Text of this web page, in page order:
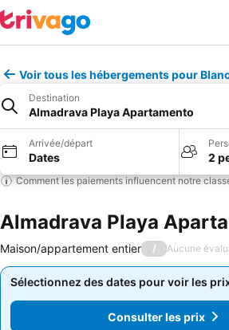
Voir tous les hébergements pour
Destination
Almadrava Playa Apartamento
Arrivée/départ
Dates 2
Comment les paiements influencent notre
Almadrava Playa
Maison/appartement entier / Aucune
Sélectionnez des dates pour voir les
Consulter les prix
Sélectionnez des dates pour voir les
Consulter les prix